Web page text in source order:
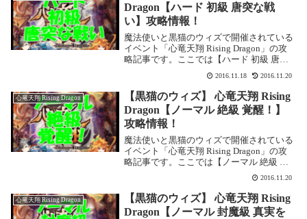
Dragon【ハード 初級 唐突な戦
い】攻略情報！
魔法使いと黒猫のウィズで開催されている
イベント「心竜天翔 Rising Dragon」の攻
略記事です。ここでは【ハード 初級 唐突
な戦い】を攻略します。心竜天翔 Rising
Dragon【ハード 初級 唐突な戦い】基本情
報イベント基本情報...
2016.11.18 2016.11.20
心竜天翔 Rising Dragon
【黒猫のウィズ】 心竜天翔 Rising
Dragon【ノーマル 絶級 覚醒！】
攻略情報！
魔法使いと黒猫のウィズで開催されている
イベント「心竜天翔 Rising Dragon」の攻
略記事です。ここでは【ノーマル 絶級 覚
醒！】を攻略します。心竜天翔 Rising
Dragon【ノーマル 絶級 覚醒！】基本情報
イベント基本情報 ...
2016.11.20
心竜天翔 Rising Dragon
【黒猫のウィズ】 心竜天翔 Rising
Dragon【ノーマル 封魔級 真実を